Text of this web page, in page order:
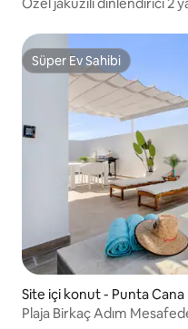
Süper Ev Sahibi
Süper Ev Sahibi
Site içi konut - Punta Cana
Plaja Birkaç Adım